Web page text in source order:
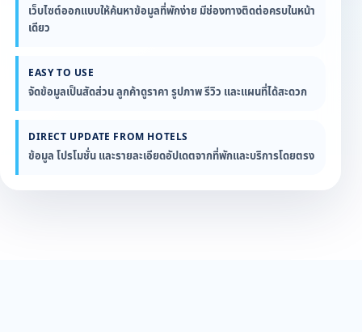
เว็บไซต์ออกแบบให้ค้นหาข้อมูลที่พักง่าย มีช่องทางติดต่อครบในหน้า
เดียว
EASY TO USE
จัดข้อมูลเป็นสัดส่วน ลูกค้าดูราคา รูปภาพ รีวิว และแผนที่ได้สะดวก
DIRECT UPDATE FROM HOTELS
ข้อมูล โปรโมชั่น และรายละเอียดอัปเดตจากที่พักและบริการโดยตรง